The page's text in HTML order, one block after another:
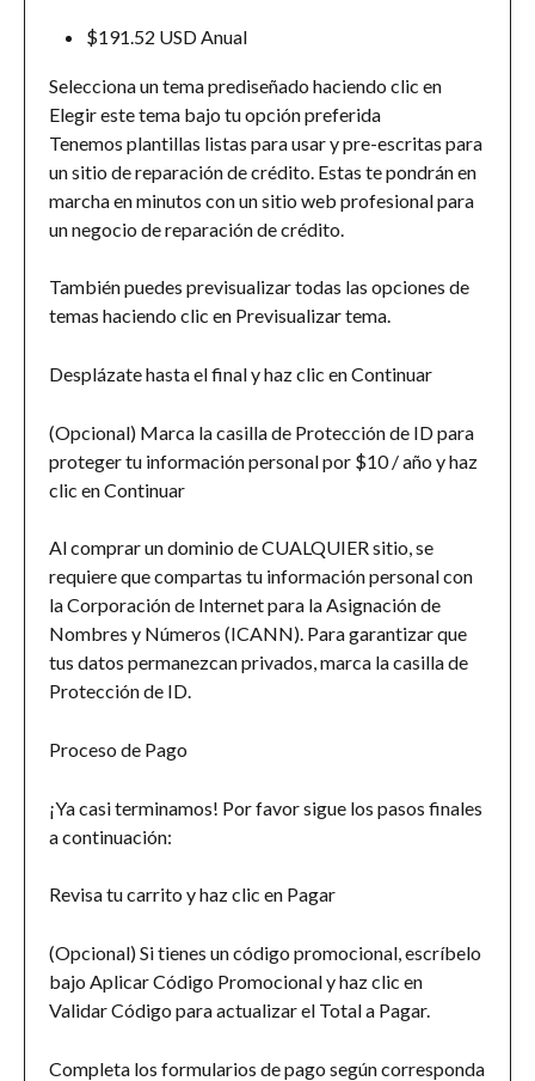
$191.52 USD Anual
Selecciona un tema prediseñado haciendo clic en
Elegir este tema bajo tu opción preferida
Tenemos plantillas listas para usar y pre-escritas para
un sitio de reparación de crédito. Estas te pondrán en
marcha en minutos con un sitio web profesional para
un negocio de reparación de crédito.
También puedes previsualizar todas las opciones de
temas haciendo clic en Previsualizar tema.
Desplázate hasta el final y haz clic en Continuar
(Opcional) Marca la casilla de Protección de ID para
proteger tu información personal por $10 / año y haz
clic en Continuar
Al comprar un dominio de CUALQUIER sitio, se
requiere que compartas tu información personal con
la Corporación de Internet para la Asignación de
Nombres y Números (ICANN). Para garantizar que
tus datos permanezcan privados, marca la casilla de
Protección de ID.
Proceso de Pago
¡Ya casi terminamos! Por favor sigue los pasos finales
a continuación:
Revisa tu carrito y haz clic en Pagar
(Opcional) Si tienes un código promocional, escríbelo
bajo Aplicar Código Promocional y haz clic en
Validar Código para actualizar el Total a Pagar.
Completa los formularios de pago según corresponda